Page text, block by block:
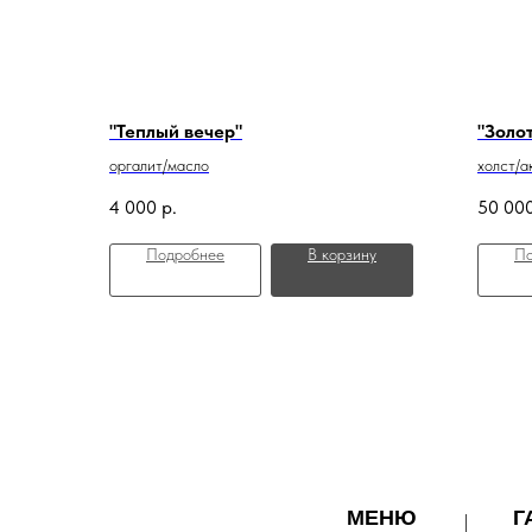
"Теплый вечер"
оргалит/масло
4 000 р.
Подробнее В корзину
холст/
50
МЕНЮ